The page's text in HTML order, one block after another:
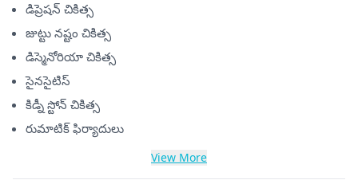
డిప్రెషన్ చికిత్స
జుట్టు నష్టం చికిత్స
డిస్మెనోరియా చికిత్స
సైనసైటిస్
కిడ్నీ స్టోన్ చికిత్స
రుమాటిక్ ఫిర్యాదులు
View More